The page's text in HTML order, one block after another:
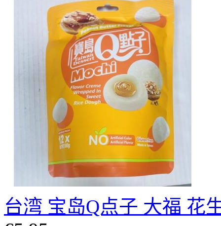
台湾 宝岛Q点子 大福 花